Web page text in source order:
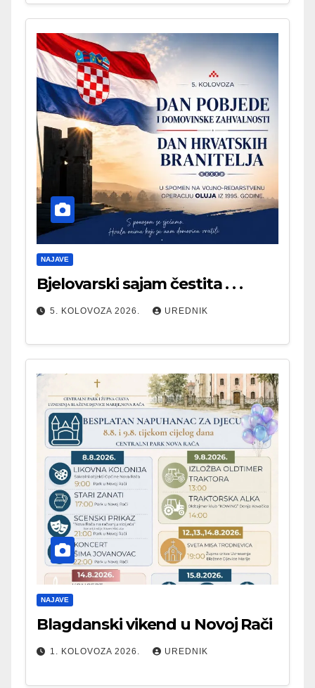
NAJAVE
Bjelovarski sajam čestita . . .
5. KOLOVOZA 2026. UREDNIK
NAJAVE
Blagdanski vikend u Novoj Rači
1. KOLOVOZA 2026. UREDNIK